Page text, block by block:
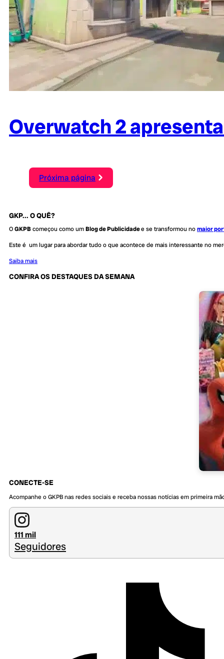
Overwatch 2
Próxima página
GKP... O QUÊ?
OGKPBcomeçou como umBlog de Publicidadee se transformou nomaior
Este é um lugar para abordar tudo o que acontece de mais interessante no
Saiba mais
CONFIRA OS DESTAQUES DA SEMANA
CONECTE-SE
Acompanhe o GKPB nas redes sociais e receba nossas notícias em primeira
111 mil
Seguidores